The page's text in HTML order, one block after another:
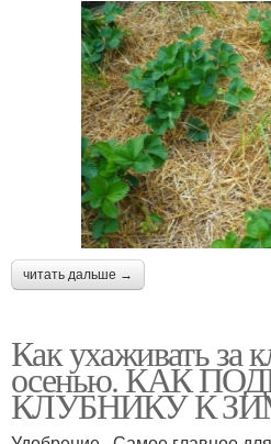
читать дальше →
Как ухаживать за
осенью. КАК
КЛУБНИКУ К